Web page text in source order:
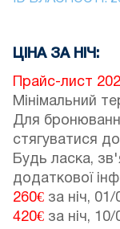
ЦІНА ЗА НІЧ:
Прайс-лист
Мінімальний
Для
стягуватися
Будь ласка,
додаткової
260€ за ніч, 01/
420€ за ніч, 10/